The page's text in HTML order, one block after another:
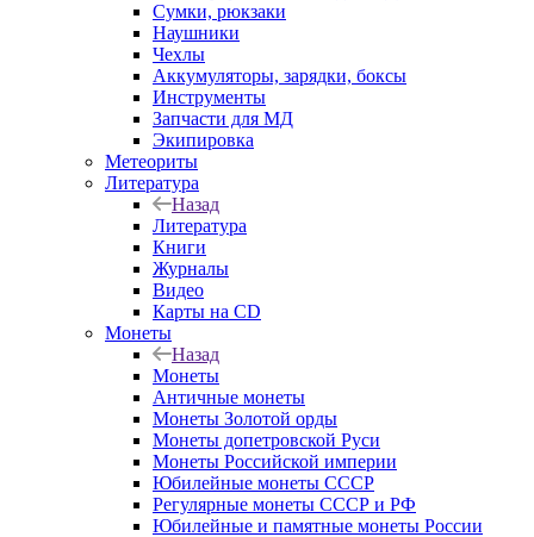
Сумки, рюкзаки
Наушники
Чехлы
Аккумуляторы, зарядки, боксы
Инструменты
Запчасти для МД
Экипировка
Метеориты
Литература
Назад
Литература
Книги
Журналы
Видео
Карты на CD
Монеты
Назад
Монеты
Античные монеты
Монеты Золотой орды
Монеты допетровской Руси
Монеты Российской империи
Юбилейные монеты СССР
Регулярные монеты СССР и РФ
Юбилейные и памятные монеты России